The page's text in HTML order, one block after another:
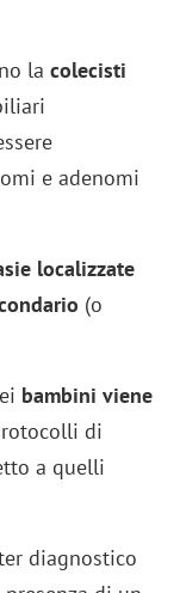
lacolecisti
e adenomi
localizzate
(o
bambini viene
di
a quelli
diagnostico